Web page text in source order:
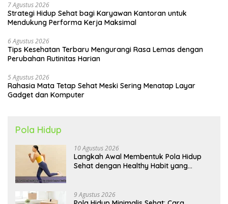
7 Agustus 2026
Strategi Hidup Sehat bagi Karyawan Kantoran untuk
Mendukung Performa Kerja Maksimal
6 Agustus 2026
Tips Kesehatan Terbaru Mengurangi Rasa Lemas dengan
Perubahan Rutinitas Harian
5 Agustus 2026
Rahasia Mata Tetap Sehat Meski Sering Menatap Layar
Gadget dan Komputer
Pola Hidup
10 Agustus 2026
Langkah Awal Membentuk Pola Hidup
Sehat dengan Healthy Habit yang
9 Agustus 2026